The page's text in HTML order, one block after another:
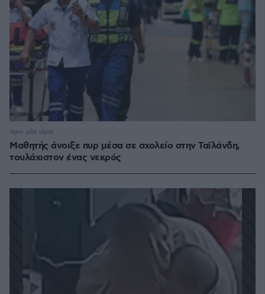
Μαθητής άνοιξε πυρ μέσα σε σχολείο στην Ταϊλάνδη,
τουλάχιστον ένας νεκρός
πριν μία ώρα